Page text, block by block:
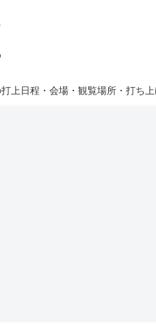
日程・会場・観覧場所・打ち上